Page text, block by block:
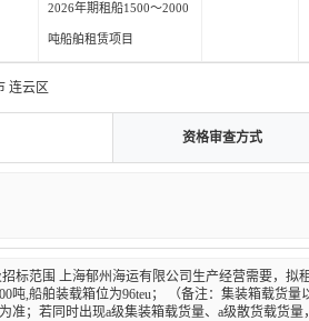
2026年期租船1500～2000
吨船舶租赁项目
连云区
资格审查方式
标范围 上海郁州海运有限公司生产经营需要，拟
吨,船舶装载箱位为96teu； （备注：集装箱载货
准；若同时出现a级集装箱载货量、a级散货载货